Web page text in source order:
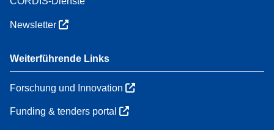
Newsletter
Weiterführende Links
Forschung und Innovation
Funding & tenders portal